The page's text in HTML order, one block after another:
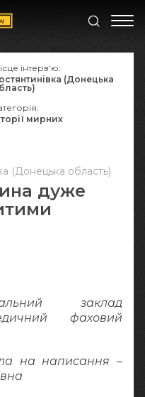
(Донецька область)
дуже
заклад
фаховий
на написання –
інтерв'ю:
(Донецька
мирних